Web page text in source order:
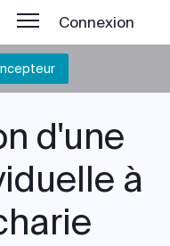
Connexion
d'une
à